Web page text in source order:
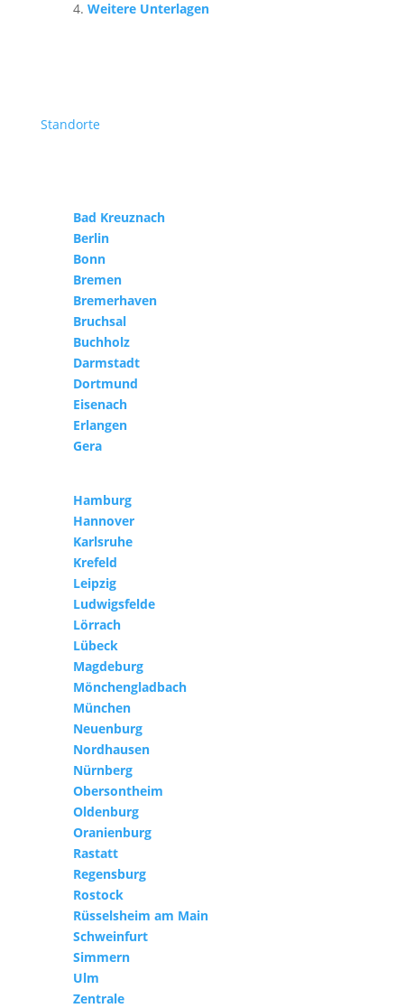
Weitere Unterlagen
Standorte
Bad Kreuznach
Berlin
Bonn
Bremen
Bremerhaven
Bruchsal
Buchholz
Darmstadt
Dortmund
Eisenach
Erlangen
Gera
Hamburg
Hannover
Karlsruhe
Krefeld
Leipzig
Ludwigsfelde
Lörrach
Lübeck
Magdeburg
Mönchengladbach
München
Neuenburg
Nordhausen
Nürnberg
Obersontheim
Oldenburg
Oranienburg
Rastatt
Regensburg
Rostock
Rüsselsheim am Main
Schweinfurt
Simmern
Ulm
Zentrale